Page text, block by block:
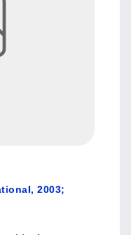
2003;